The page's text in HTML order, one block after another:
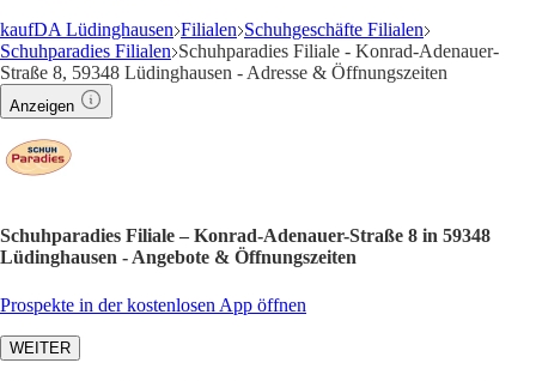
kaufDA Lüdinghausen Filialen Schuhgeschäfte Filialen
Schuhparadies Filialen Schuhparadies Filiale - Konrad-Adenauer-
Straße 8, 59348 Lüdinghausen - Adresse & Öffnungszeiten
Anzeigen
Schuhparadies Filiale – Konrad-Adenauer-Straße 8 in 59348
Lüdinghausen - Angebote & Öffnungszeiten
Prospekte in der kostenlosen App öffnen
WEITER